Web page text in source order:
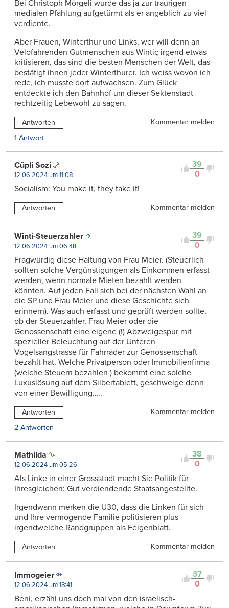
Bei Christoph Mörgeli wurde das ja zur traurigen
medialen Pfählung aufgetürmt als er angeblich zu viel
verdiente.
Aber Frauen, Winterthur und Links, wer will denn an
Velofahrenden Gutmenschen aus Wintiç irgend etwas
kritisieren, das sind die besten Menschen der Welt, das
bestätigt ihnen jeder Winterthurer. Ich weiss wovon ich
rede, ich musste dort aufwachsen. Zum Glück
entdeckte ich den Bahnhof um dieser Sektenstadt
rechtzeitig Lebewohl zu sagen.
Antworten
Kommentar melden
1 Antwort
39
0
Cüpli Sozi
12.06.2024 um 11:08
Socialism: You make it, they take it!
Antworten Kommentar melden
39
0
Winti-Steuerzahler
12.06.2024 um 06:48
Fragwürdig diese Haltung von Frau Meier. (Steuerlich
sollten solche Vergünstigungen als Einkommen erfasst
werden, wenn normale Mieten bezahlt werden
könnten. Auf jeden Fall sich bei der nächsten Wahl an
die SP und Frau Meier und diese Geschichte sich
erinnern). Was auch erfasst und geprüft werden sollte,
ob der Steuerzahler, Frau Meier oder die
Genossenschaft eine eigene (!) Abzweigespur mit
spezieller Beleuchtung auf der Unteren
Vogelsangstrasse für Fahrräder zur Genossenschaft
bezahlt hat. Welche Privatperson oder Immobilienfirma
(welche Steuern bezahlen ) bekommt eine solche
Luxuslösung auf dem Silbertablett, geschweige denn
von einer Bewilligung…..
Antworten
Kommentar melden
2 Antworten
38
0
Mathilda
12.06.2024 um 05:26
Als Linke in einer Grossstadt macht Sie Politik für
Ihresgleichen: Gut verdiendende Staatsangestellte.
Irgendwann merken die U30, dass die Linken für sich
und Ihre vermögende Familie politisieren plus
irgendwelche Randgruppen als Feigenblatt.
Antworten Kommentar melden
37
0
Immogeier
12.06.2024 um 18:41
Beni, erzähl uns doch mal von den israelisch-